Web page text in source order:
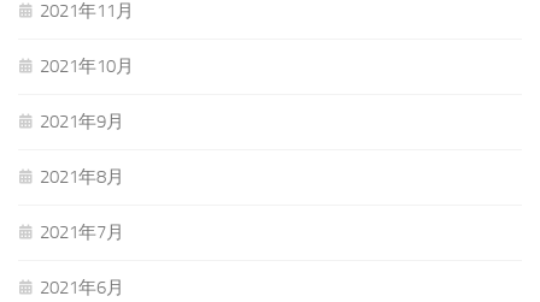
2021年11月
2021年10月
2021年9月
2021年8月
2021年7月
2021年6月